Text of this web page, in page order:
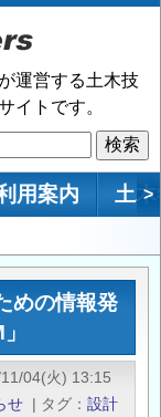
運営する土木技
イトです。
用案内 土 >
めの情報発
04(火) 13:15
せ | タグ
設計